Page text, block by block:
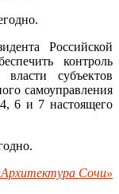
Российской
контроль
субъектов
самоуправления
6 и 7 настоящего
Сочи»